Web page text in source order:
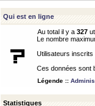
Qui est en ligne
Au total il y a 327
Le nombre
Utilisateurs inscrits
Ces données sont
Légende ::
Statistiques